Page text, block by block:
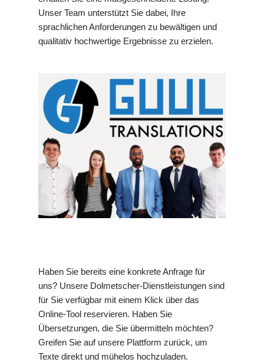
Unser Team unterstützt Sie dabei, Ihre
sprachlichen Anforderungen zu bewältigen und
qualitativ hochwertige Ergebnisse zu erzielen.
Haben Sie bereits eine konkrete Anfrage für
uns? Unsere Dolmetscher-Dienstleistungen sind
für Sie verfügbar mit einem Klick über das
Online-Tool reservieren. Haben Sie
Übersetzungen, die Sie übermitteln möchten?
Greifen Sie auf unsere Plattform zurück, um
Texte direkt und mühelos hochzuladen.